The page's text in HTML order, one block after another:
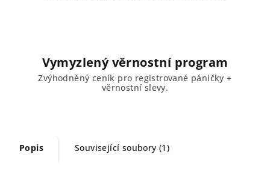
Vymyzlený věrnostní program
Zvýhodněný ceník pro registrované páničky +
věrnostní slevy.
Popis Související soubory (1)